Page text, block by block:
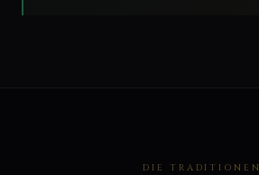
DIE TRADITIONEN